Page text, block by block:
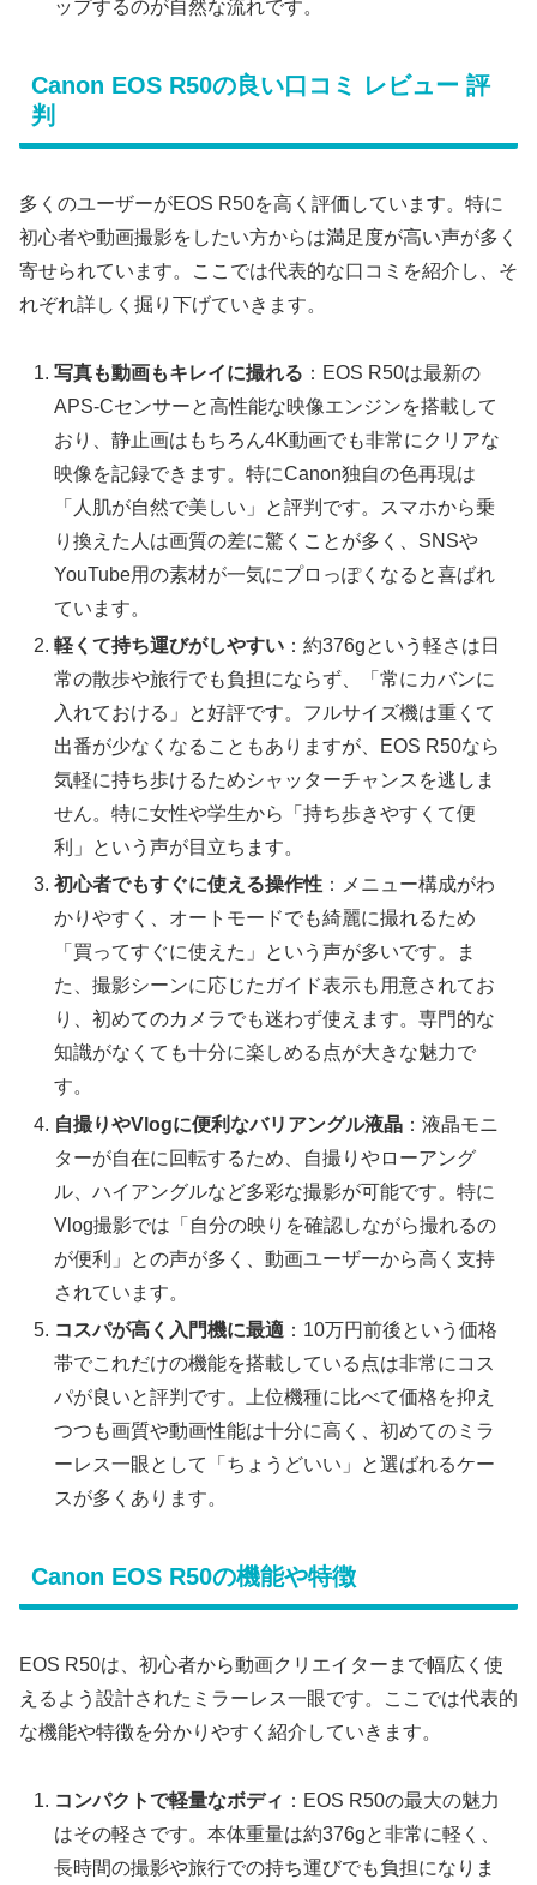
ップするのが自然な流れです。
Canon EOS R50の良い口コミ レビュー 評
判
多くのユーザーがEOS R50を高く評価しています。特に
初心者や動画撮影をしたい方からは満足度が高い声が多く
寄せられています。ここでは代表的な口コミを紹介し、そ
れぞれ詳しく掘り下げていきます。
写真も動画もキレイに撮れる ：EOS R50は最新の
APS-Cセンサーと高性能な映像エンジンを搭載して
おり、静止画はもちろん4K動画でも非常にクリアな
映像を記録できます。特にCanon独自の色再現は
「人肌が自然で美しい」と評判です。スマホから乗
り換えた人は画質の差に驚くことが多く、SNSや
YouTube用の素材が一気にプロっぽくなると喜ばれ
ています。
軽くて持ち運びがしやすい ：約376gという軽さは日
常の散歩や旅行でも負担にならず、「常にカバンに
入れておける」と好評です。フルサイズ機は重くて
出番が少なくなることもありますが、EOS R50なら
気軽に持ち歩けるためシャッターチャンスを逃しま
せん。特に女性や学生から「持ち歩きやすくて便
利」という声が目立ちます。
初心者でもすぐに使える操作性 ：メニュー構成がわ
かりやすく、オートモードでも綺麗に撮れるため
「買ってすぐに使えた」という声が多いです。ま
た、撮影シーンに応じたガイド表示も用意されてお
り、初めてのカメラでも迷わず使えます。専門的な
知識がなくても十分に楽しめる点が大きな魅力で
す。
自撮りやVlogに便利なバリアングル液晶 ：液晶モニ
ターが自在に回転するため、自撮りやローアング
ル、ハイアングルなど多彩な撮影が可能です。特に
Vlog撮影では「自分の映りを確認しながら撮れるの
が便利」との声が多く、動画ユーザーから高く支持
されています。
コスパが高く入門機に最適 ：10万円前後という価格
帯でこれだけの機能を搭載している点は非常にコス
パが良いと評判です。上位機種に比べて価格を抑え
つつも画質や動画性能は十分に高く、初めてのミラ
ーレス一眼として「ちょうどいい」と選ばれるケー
スが多くあります。
Canon EOS R50の機能や特徴
EOS R50は、初心者から動画クリエイターまで幅広く使
えるよう設計されたミラーレス一眼です。ここでは代表的
な機能や特徴を分かりやすく紹介していきます。
コンパクトで軽量なボディ ：EOS R50の最大の魅力
はその軽さです。本体重量は約376gと非常に軽く、
長時間の撮影や旅行での持ち運びでも負担になりま